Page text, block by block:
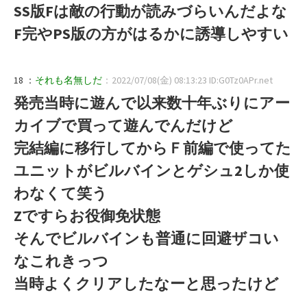
SS版Fは敵の行動が読みづらいんだよな
F完やPS版の方がはるかに誘導しやすい
18 ： それも名無しだ ：2022/07/08(金) 08:13:23 ID:G0Tz0APr.net
発売当時に遊んで以来数十年ぶりにアー
カイブで買って遊んでんだけど
完結編に移行してからＦ前編で使ってた
ユニットがビルバインとゲシュ2しか使
わなくて笑う
Zですらお役御免状態
そんでビルバインも普通に回避ザコい
なこれきっつ
当時よくクリアしたなーと思ったけど